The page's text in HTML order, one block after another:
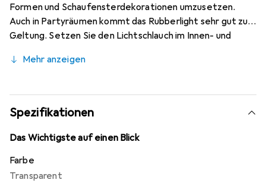
Formen und Schaufensterdekorationen umzusetzen.
Auch in Partyräumen kommt das Rubberlight sehr gut zur
Geltung. Setzen Sie den Lichtschlauch im Innen- und
Rundmaterial haben die Lampen eine lange Lebensdauer.
Längen erhältlich.
Mehr anzeigen
Spezifikationen
Das Wichtigste auf einen Blick
Farbe
Transparent